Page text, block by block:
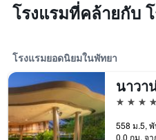
โรงแรมที่คล้ายกับ
โรงแรมยอดนิยมในพัทยา
5 ดาว
558 ม.5,
0.0 กม. จา